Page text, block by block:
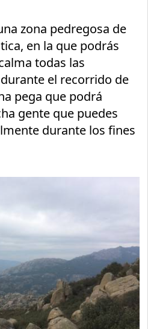
zona pedregosa de
en la que podrás
todas las
el recorrido de
pega que podrá
gente que puedes
durante los fines